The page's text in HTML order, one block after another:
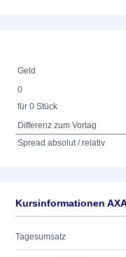
Geld
0
für 0 Stück
Differenz zum Vortag
Spread absolut / relativ
Kursinformationen
Tagesumsatz